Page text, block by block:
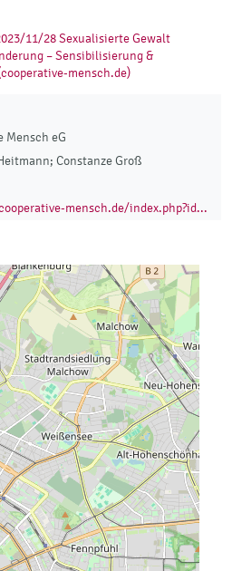
11/28 Sexualisierte Gewalt
– Sensibilisierung &
mensch.de)
Mensch eG
Constanze Groß
mensch.de/index.php?id...